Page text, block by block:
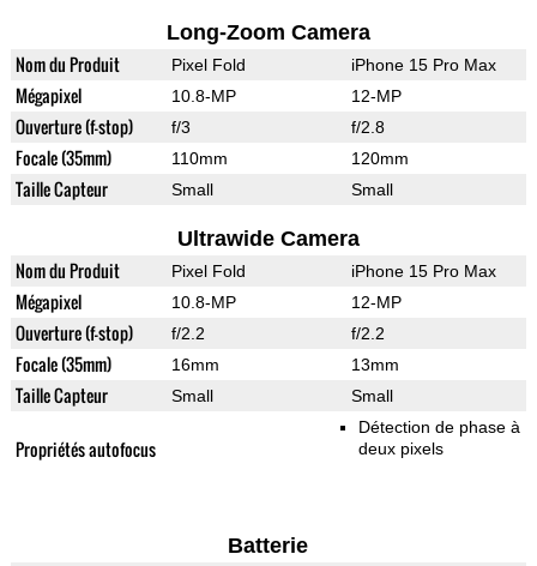
Long-Zoom Camera
Nom du Produit Pixel Fold iPhone 15 Pro Max
Mégapixel 10.8-MP 12-MP
Ouverture (f-stop) f/3 f/2.8
Focale (35mm) 110mm 120mm
Taille Capteur Small Small
Ultrawide Camera
Nom du Produit Pixel Fold iPhone 15 Pro Max
Mégapixel 10.8-MP 12-MP
Ouverture (f-stop) f/2.2 f/2.2
Focale (35mm) 16mm 13mm
Taille Capteur Small Small
Propriétés autofocus
Détection de phase à
deux pixels
Batterie